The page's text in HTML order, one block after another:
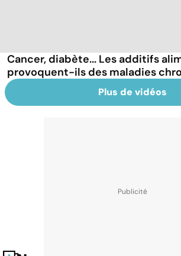
Cancer, diabète... Les additifs
provoquent-ils des maladies
Plus de vidéos